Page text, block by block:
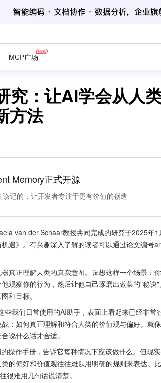
MCP广场
究：让AI学会从人
方法
Memory正式开源
该记的，让开发者专注于更有价值的创造
van der Schaar教授共同完成的研究于2025年1
遇》。有兴趣深入了解的读者可以通过论文编号
真正理解人类的真实意图。设想这样一个场景：
观察你的行为，然后让他自己琢磨出做菜的"秘诀
和目标。
我们日常使用的AI助手，表面上看起来已经非常
：如何真正理解和符合人类的价值观与偏好。就
说什么话才合适。
操作手册，告诉它每种情况下应该做什么。但现
的偏好和价值观往往难以用明确的规则来表达。
很难用几句话说清楚。